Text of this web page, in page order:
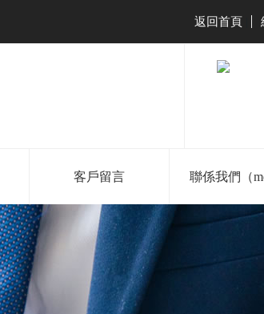
返回首頁
181-
138-2527-
客戶留言 聯係我們（